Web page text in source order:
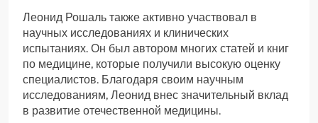
Леонид Рошаль также активно участвовал в
научных исследованиях и клинических
испытаниях. Он был автором многих статей и книг
по медицине, которые получили высокую оценку
специалистов. Благодаря своим научным
исследованиям, Леонид внес значительный вклад
в развитие отечественной медицины.